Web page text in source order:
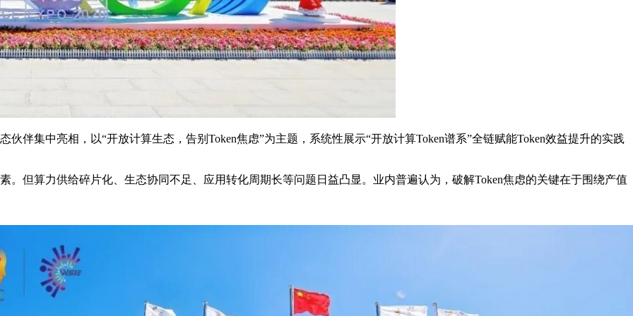
伴集中亮相，以“开放计算生态，告别Token焦虑”为主题，系统性展示“开放计算Token谱系”全链赋能Token效益提升的实践
。但算力供给碎片化、生态协同不足、应用转化周期长等问题日益凸显。业内普遍认为，破解Token焦虑的关键在于围绕产值